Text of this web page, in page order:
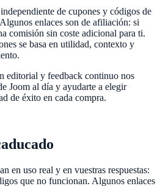
de cupones y códigos de
enlaces son de afiliación: si
comisión sin coste adicional para ti.
se basa en utilidad, contexto y
editorial y feedback continuo nos
Joom al día y ayudarte a elegir
de éxito en cada compra.
en uso real y en vuestras respuestas:
que no funcionan. Algunos enlaces